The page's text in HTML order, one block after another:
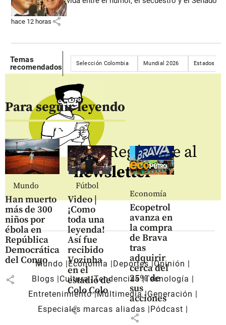
hace 12 horas share
Temas
recomendados
Selección Colombia Mundial 2026 Estados
Para seguir leyendo
Mundo
Han muerto
más de 300
niños por
ébola en
República
Democrática
del Congo
share
Fútbol
Video |
¡Como
toda una
leyenda!
Así fue
recibido
Vozinha
en el
estadio de
Colo Colo
share
Economía
Ecopetrol
avanza en
la compra
de Brava
tras
adquirir
cerca del
25% de
sus
acciones
share
Regístrate al
newsletter
Mundo Economía Deportes Opinión
Blogs
Cultura Tendencias Tecnología
Entretenimiento Multimedia Generación
Especiales marcas aliadas
Pódcast